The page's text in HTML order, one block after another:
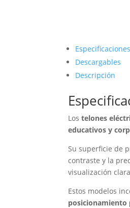
Especificaciones
Descargables
Descripción
Lostelones
educativos y
Su superficie de
contraste y la
visualización
Estos modelos
posicionamiento